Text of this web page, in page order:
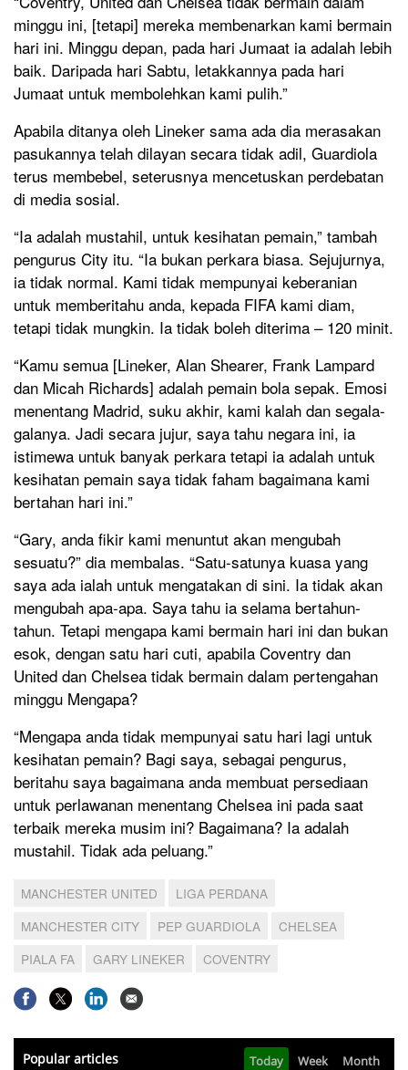
minggu ini, [tetapi] mereka membenarkan kami bermain
hari ini. Minggu depan, pada hari Jumaat ia adalah lebih
baik. Daripada hari Sabtu, letakkannya pada hari
Jumaat untuk membolehkan kami pulih.”
Apabila ditanya oleh Lineker sama ada dia merasakan
pasukannya telah dilayan secara tidak adil, Guardiola
terus membebel, seterusnya mencetuskan perdebatan
di media sosial.
“Ia adalah mustahil, untuk kesihatan pemain,” tambah
pengurus City itu. “Ia bukan perkara biasa. Sejujurnya,
ia tidak normal. Kami tidak mempunyai keberanian
untuk memberitahu anda, kepada FIFA kami diam,
tetapi tidak mungkin. Ia tidak boleh diterima – 120 minit.
“Kamu semua [Lineker, Alan Shearer, Frank Lampard
dan Micah Richards] adalah pemain bola sepak. Emosi
menentang Madrid, suku akhir, kami kalah dan segala-
galanya. Jadi secara jujur, saya tahu negara ini, ia
istimewa untuk banyak perkara tetapi ia adalah untuk
kesihatan pemain saya tidak faham bagaimana kami
bertahan hari ini.”
“Gary, anda fikir kami menuntut akan mengubah
sesuatu?” dia membalas. “Satu-satunya kuasa yang
saya ada ialah untuk mengatakan di sini. Ia tidak akan
mengubah apa-apa. Saya tahu ia selama bertahun-
tahun. Tetapi mengapa kami bermain hari ini dan bukan
esok, dengan satu hari cuti, apabila Coventry dan
United dan Chelsea tidak bermain dalam pertengahan
minggu Mengapa?
“Mengapa anda tidak mempunyai satu hari lagi untuk
kesihatan pemain? Bagi saya, sebagai pengurus,
beritahu saya bagaimana anda membuat persediaan
untuk perlawanan menentang Chelsea ini pada saat
terbaik mereka musim ini? Bagaimana? Ia adalah
mustahil. Tidak ada peluang.”
MANCHESTER UNITED
LIGA PERDANA
MANCHESTER CITY
PEP GUARDIOLA
CHELSEA
PIALA FA
GARY LINEKER COVENTRY
Popular articles Today Week Month